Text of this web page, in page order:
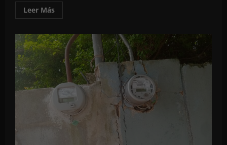
Leer MásLeer
más
El
alcalde
electo
de
Ticul
Humberto
Parra,
invita
Sábado
agosto